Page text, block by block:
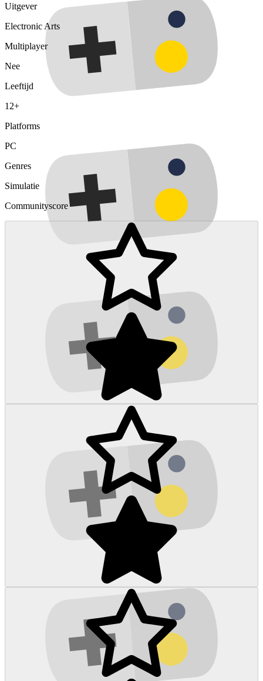
Uitgever
Electronic Arts
Multiplayer
Nee
Leeftijd
12+
Platforms
PC
Genres
Simulatie
Communityscore